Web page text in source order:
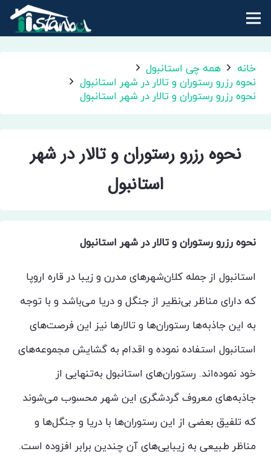
خانه
همه چی استانبول
نحوه رزرو رستوران و تالار در شهر استانبول
نحوه رزرو رستوران و تالار در شهر استانبول
نحوه رزرو رستوران و تالار در شهر
استانبول
نحوه رزرو رستوران و تالار در شهر استانبول
استانبول از جمله کلان‌شهرهای مدرن و زیبا در قاره اروپا
که دارای مناظر بی‌نظیر از جنگل و دریا می‌باشد و با توجه
به این جاذبه‌ها رستوران‌ها و تالارها نیز این فرصت‌های
استانبول استفاده نموده و اقدام به گشایش مجموعه‌های
خود نموده‌اند. رستوران‌های استانبول به‌تنهایی از
جاذبه‌های معروف گردشگری این شهر محسوب می‌شوند
که تلفیق بعضی از این رستوران‌ها با دریا و جنگل‌ها و
مناظر طبیعی به زیبایی‌های آن چندین برابر افزوده است.